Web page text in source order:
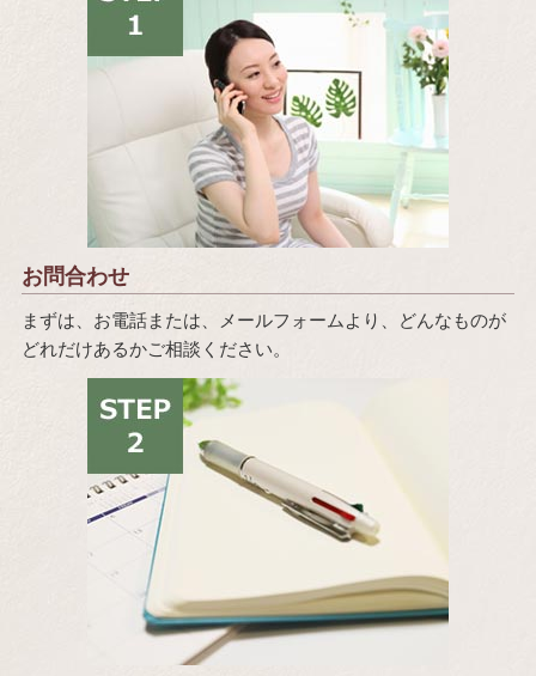
お問合わせ
まずは、お電話または、メールフォームより、どんなものが
どれだけあるかご相談ください。